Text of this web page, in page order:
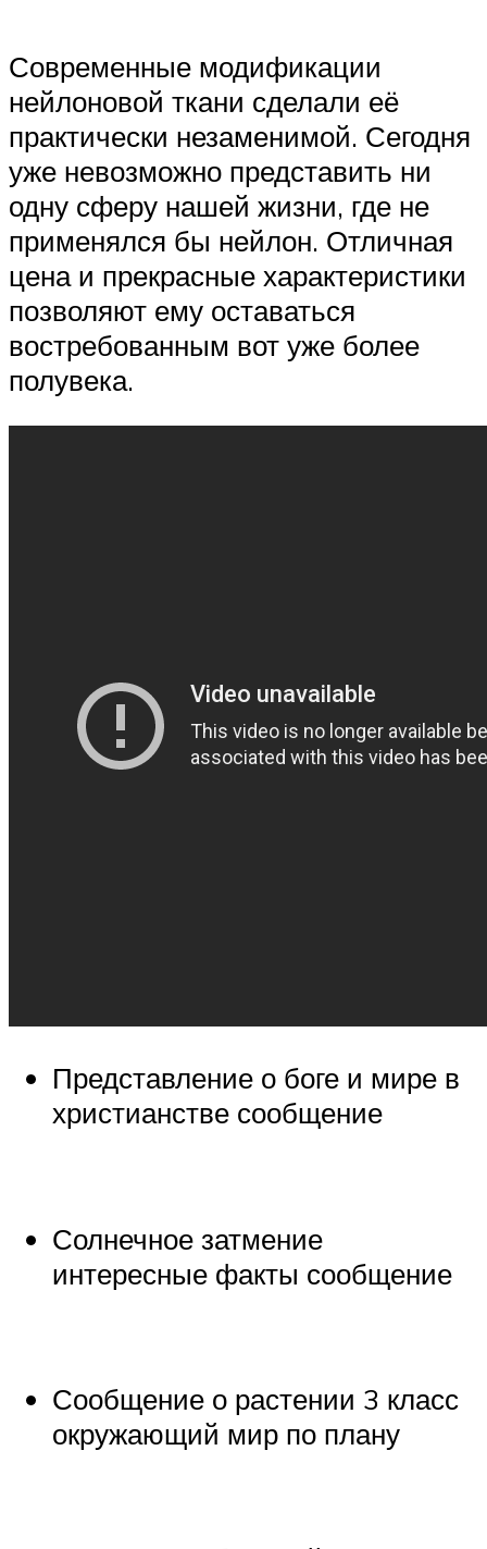
Современные модификации
нейлоновой ткани сделали её
практически незаменимой. Сегодня
уже невозможно представить ни
одну сферу нашей жизни, где не
применялся бы нейлон. Отличная
цена и прекрасные характеристики
позволяют ему оставаться
востребованным вот уже более
полувека.
Представление о боге и мире в
христианстве сообщение
Солнечное затмение
интересные факты сообщение
Сообщение о растении 3 класс
окружающий мир по плану